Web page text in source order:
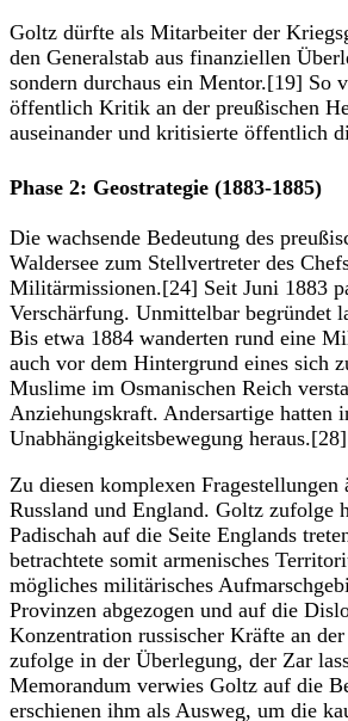
Goltz dürfte als Mitarbeiter der
den Generalstab aus finanziellen
sondern durchaus ein Mentor.[19] So
öffentlich Kritik an der preußischen
auseinander und kritisierte öffentlich
Phase 2: Geostrategie (1883-1885)
Die wachsende Bedeutung des
Waldersee zum Stellvertreter des
Militärmissionen.[24] Seit Juni 1883
Verschärfung. Unmittelbar begründet
Bis etwa 1884 wanderten rund eine
auch vor dem Hintergrund eines sich
Muslime im Osmanischen Reich
Anziehungskraft. Andersartige hatten
Unabhängigkeitsbewegung heraus.[28]
Zu diesen komplexen
Russland und England. Goltz zufolge
Padischah auf die Seite Englands
betrachtete somit armenisches
mögliches militärisches
Provinzen abgezogen und auf die
Konzentration russischer Kräfte an
zufolge in der Überlegung, der Zar
Memorandum verwies Goltz auf die
erschienen ihm als Ausweg, um die